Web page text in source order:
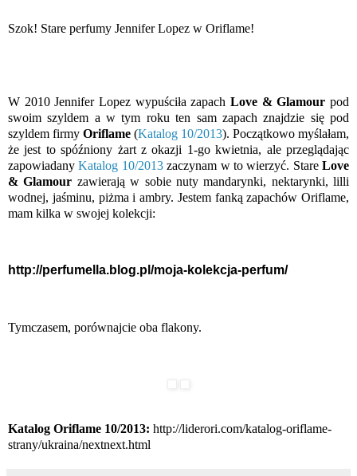
Szok! Stare perfumy Jennifer Lopez w Oriflame!
W 2010 Jennifer Lopez wypuściła zapach Love & Glamour pod
swoim szyldem a w tym roku ten sam zapach znajdzie się pod
szyldem firmy Oriflame (Katalog 10/2013). Początkowo myślałam,
że jest to spóźniony żart z okazji 1-go kwietnia, ale przeglądając
zapowiadanyKatalog 10/2013zaczynam w to wierzyć. Stare Love
& Glamour zawierają w sobie nuty mandarynki, nektarynki, lilli
wodnej, jaśminu, piżma i ambry. Jestem fanką zapachów Oriflame,
mam kilka w swojej kolekcji:
http://perfumella.blog.pl/moja-kolekcja-perfum/
Tymczasem, porównajcie oba flakony.
Katalog Oriflame 10/2013: http://liderori.com/katalog-oriflame-
strany/ukraina/nextnext.html